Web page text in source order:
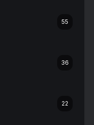
55
36
22